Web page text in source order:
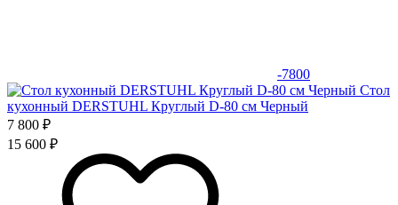
-7800
Стол
кухонный DERSTUHL Круглый D-80 см Черный
7 800 ₽
15 600 ₽